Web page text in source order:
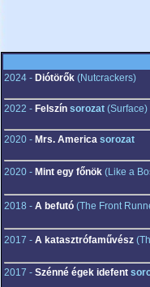
2024 - Diótörők(Nutcrackers)
2022 - Felszín sorozat(Surface)
2020 - Mrs. America sorozat
2020 - Mint egy főnök(Like a
2018 - A befutó(The Front
2017 - A katasztrófaművész
2017 - Szénné égek idefent